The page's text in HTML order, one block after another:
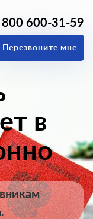
800 600-31-59
Перезвоните мне
в